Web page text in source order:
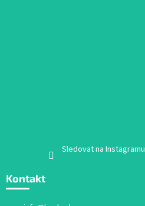
Sledovat na Instagramu
Kontakt